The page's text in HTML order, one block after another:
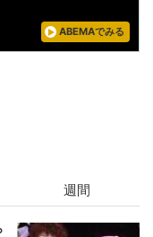
ABEMAでみる
週間